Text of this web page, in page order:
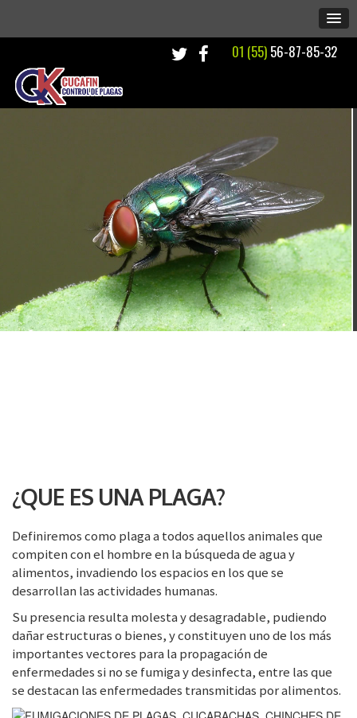
01 (55) 56-87-85-32
Staphylococcus, E. coli y Shigella. Estos
humanos y animales como cólera, hepatitis,
polio, tuberculosis, diarrea, fiebre, entre otras.
La higiene es de suma importancia para el
control de estas plagas, pero la información
correcta es necesaria para lograr eliminarlas.
Las moscas pueden vivir de ocho días a dos
meses, pero el daño que pueden ocasionar es
grande ya que esparcen enfermedades gracias a
¿QUE ES UNA PLAGA?
Definiremos como plaga a todos aquellos animales que
compiten con el hombre en la búsqueda de agua y
alimentos, invadiendo los espacios en los que se
desarrollan las actividades humanas.
Su presencia resulta molesta y desagradable, pudiendo
dañar estructuras o bienes, y constituyen uno de los más
importantes vectores para la propagación de
enfermedades si no se fumiga y desinfecta, entre las que
se destacan las enfermedades transmitidas por alimentos.